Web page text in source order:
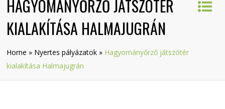
HAGYOMÁNYŐRZŐ JÁTSZÓTÉR
KIALAKÍTÁSA HALMAJUGRÁN
Home » Nyertes pályázatok » Hagyományőrző játszótér
kialakítása Halmajugrán